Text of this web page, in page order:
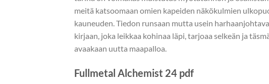
meitä katsoomaan omien kapeiden näkökulmien
kauneuden. Tiedon runsaan mutta usein
kirjaan, joka leikkaa kohinaa läpi, tarjoaa selkeän ja
avaakaan uutta maapalloa.
Fullmetal Alchemist 24 pdf